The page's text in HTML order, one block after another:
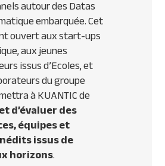
autour des Datas
embarquée. Cet
ouvert aux start-ups
aux jeunes
issus d’Ecoles, et
du groupe
à KUANTIC de
d’évaluer des
équipes et
issus de
horizons.